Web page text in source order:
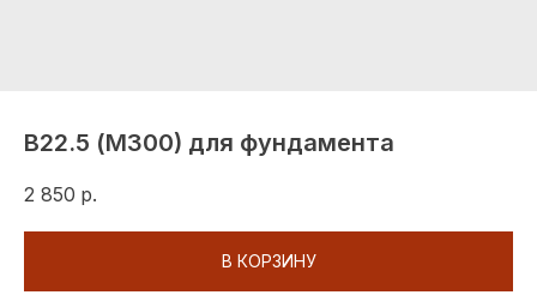
В22.5 (М300) для фундамента
2 850 р.
В КОРЗИНУ